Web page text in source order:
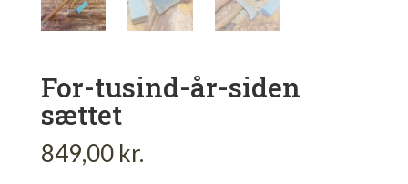
For-tusind-år-siden
sættet
849,00 kr.